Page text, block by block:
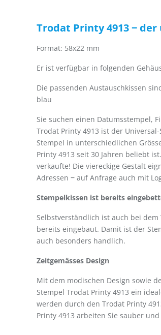
Trodat Printy 4913 ‒
Format: 58x22 mm
Er ist verfügbar in folgenden
Die passenden Austauschkissen
blau
Sie suchen einen Datumsstempel,
Trodat Printy 4913 ist der
Stempel in unterschiedlichen
Printy 4913 seit 30 Jahren beliebt
verkaufte! Die viereckige Gestalt
Adressen ‒ auf Anfrage auch mit
Stempelkissen ist bereits
Selbstverständlich ist auch bei dem
bereits eingebaut. Damit ist der
auch besonders handlich.
Zeitgemässes Design
Mit dem modischen Design sowie
Stempel Trodat Printy 4913 ein
werden durch den Trodat Printy
Printy 4913 arbeiten Sie sauber